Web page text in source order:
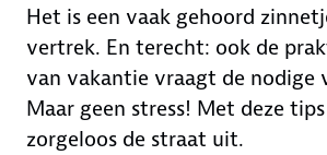
Het is een vaak gehoord
vertrek. En terecht: ook de
van vakantie vraagt de nodige
Maar geen stress! Met deze
zorgeloos de straat uit.